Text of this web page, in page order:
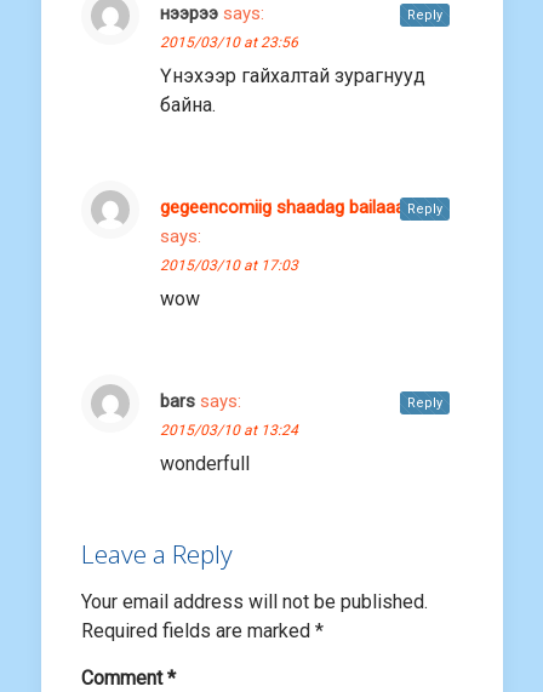
нээрээ says:
2015/03/10 at 23:56
Үнэхээр гайхалтай зурагнууд
байна.
Reply
gegeencomiig shaadag bailaaa
says:
2015/03/10 at 17:03
wow
Reply
bars says:
2015/03/10 at 13:24
wonderfull
Reply
Leave a Reply
Your email address will not be published.
Required fields are marked *
Comment*